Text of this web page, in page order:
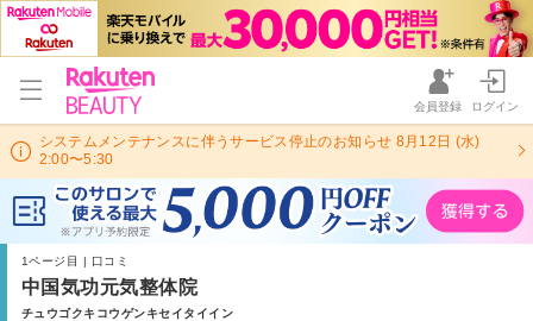
会員登録 ログイン
システムメンテナンスに伴うサービス停止のお知らせ 8月12日 (水)
2:00〜5:30
1ページ目 | 口コミ
中国気功元気整体院
チュウゴクキコウゲンキセイタイイン